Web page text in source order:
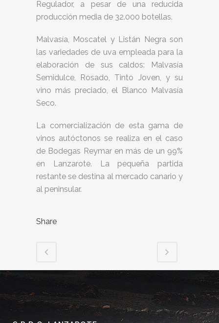
Regulador, a pesar de una reducida
producción media de 32.000 botellas.
Malvasía, Moscatel y Listán Negra son
las variedades de uva empleada para la
elaboración de sus caldos: Malvasía
Semidulce, Rosado, Tinto Joven, y su
vino más preciado, el Blanco Malvasía
Seco.
La comercialización de esta gama de
vinos autóctonos se realiza en el caso
de Bodegas Reymar en más de un 99%
en Lanzarote. La pequeña partida
restante se destina al mercado canario y
al peninsular.
Share